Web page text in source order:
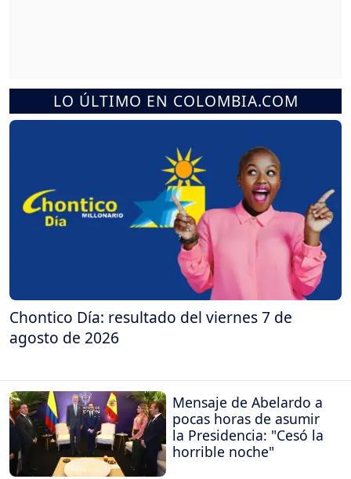
LO ÚLTIMO EN COLOMBIA.COM
Chontico Día: resultado del viernes 7 de
agosto de 2026
Mensaje de Abelardo a
pocas horas de asumir
la Presidencia: "Cesó la
horrible noche"